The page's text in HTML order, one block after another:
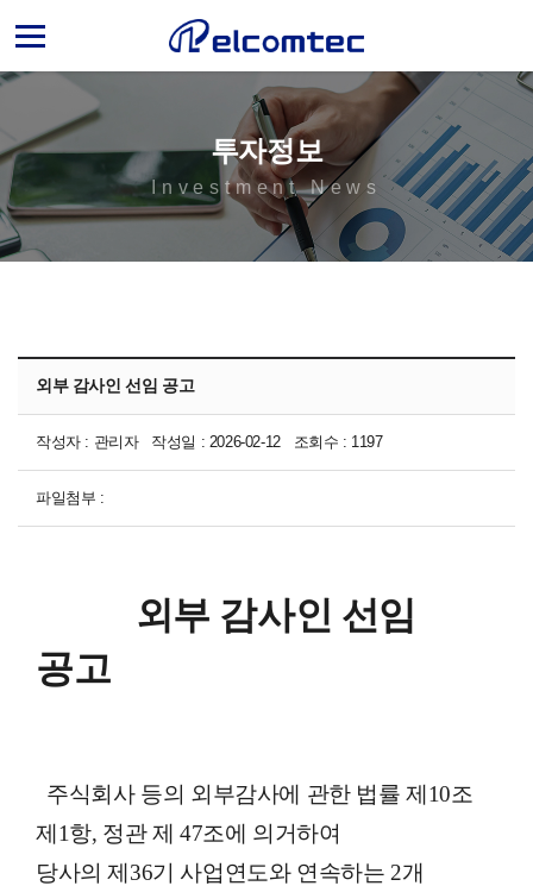
엘
컴
텍
Investment News
투자정보
외부 감사인 선임 공고
작성자 : 관리자 작성일 : 2026-02-12 조회수 : 1197
파일첨부 :
외부 감사인 선임
공고
주식회사 등의 외부감사에 관한 법률 제10조
제1항, 정관 제 47조에 의거하여
당사의 제36기
사업연도와 연속하는 2개